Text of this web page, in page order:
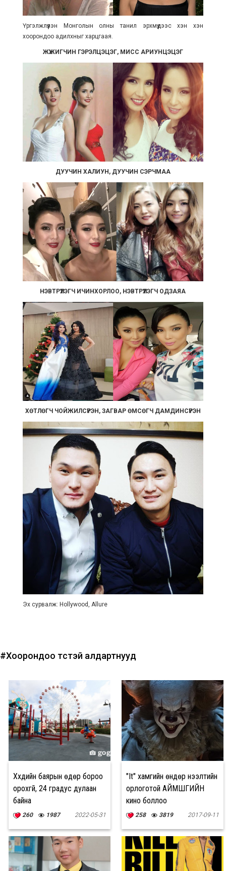
Үргэлжлүүлэн Монголын олны танил эрхмүүдээс хэн хэн
хоорондоо адилхныг харцгаая.
ЖҮЖИГЧИН ГЭРЭЛЦЭЦЭГ, МИСС АРИУНЦЭЦЭГ
ДУУЧИН ХАЛИУН, ДУУЧИН СЭРЧМАА
НЭВТРҮҮЛЭГЧ ИЧИНХОРЛОО, НЭВТРҮҮЛЭГЧ ОДЗАЯА
ХӨТЛӨГЧ ЧОЙЖИЛСҮРЭН, ЗАГВАР ӨМСӨГЧ ДАМДИНСҮРЭН
Эх сурвалж: Hollywood, Allure
#Хоорондоо төстэй алдартнууд
Хүүхдийн баярын өдөр бороо
орохгүй, 24 градус дулаан
байна
260 1987 2022-05-31
"It" хамгийн өндөр нээлтийн
орлоготой АЙМШГИЙН
кино боллоо
258 3819 2017-09-11